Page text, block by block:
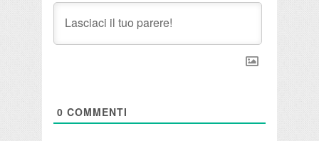
0 COMMENTI